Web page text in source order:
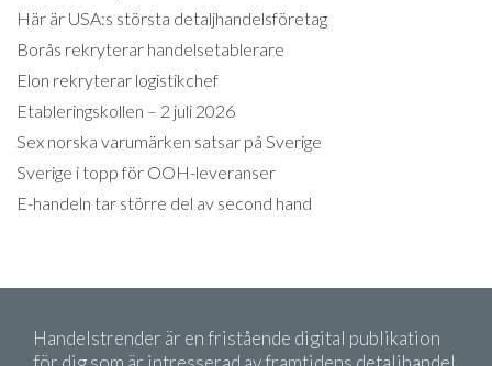
Här är USA:s största detaljhandelsföretag
Borås rekryterar handelsetablerare
Elon rekryterar logistikchef
Etableringskollen – 2 juli 2026
Sex norska varumärken satsar på Sverige
Sverige i topp för OOH-leveranser
E-handeln tar större del av second hand
Handelstrender är en fristående digital publikation